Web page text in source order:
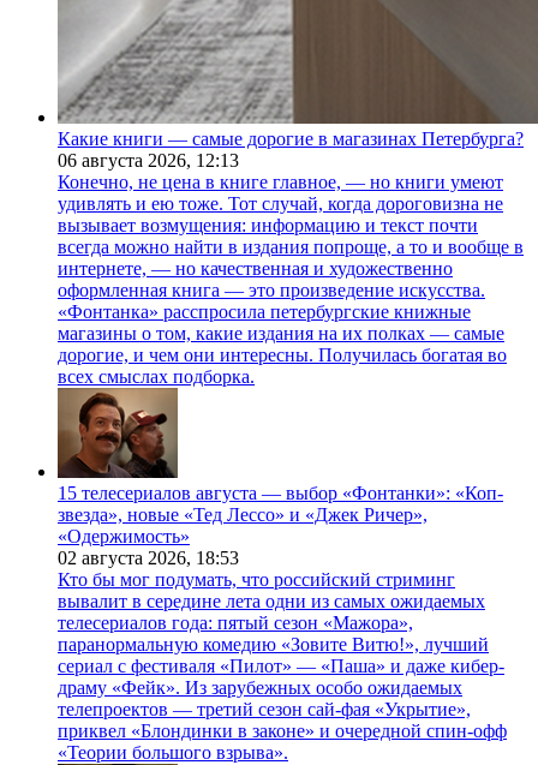
Какие книги — самые дорогие в магазинах Петербурга?
06 августа 2026, 12:13
Конечно, не цена в книге главное, — но книги умеют
удивлять и ею тоже. Тот случай, когда дороговизна не
вызывает возмущения: информацию и текст почти
всегда можно найти в издания попроще, а то и вообще в
интернете, — но качественная и художественно
оформленная книга — это произведение искусства.
«Фонтанка» расспросила петербургские книжные
магазины о том, какие издания на их полках — самые
дорогие, и чем они интересны. Получилась богатая во
всех смыслах подборка.
15 телесериалов августа — выбор «Фонтанки»: «Коп-
звезда», новые «Тед Лессо» и «Джек Ричер»,
«Одержимость»
02 августа 2026, 18:53
Кто бы мог подумать, что российский стриминг
вывалит в середине лета одни из самых ожидаемых
телесериалов года: пятый сезон «Мажора»,
паранормальную комедию «Зовите Витю!», лучший
сериал с фестиваля «Пилот» — «Паша» и даже кибер-
драму «Фейк». Из зарубежных особо ожидаемых
телепроектов — третий сезон сай-фая «Укрытие»,
приквел «Блондинки в законе» и очередной спин-офф
«Теории большого взрыва».